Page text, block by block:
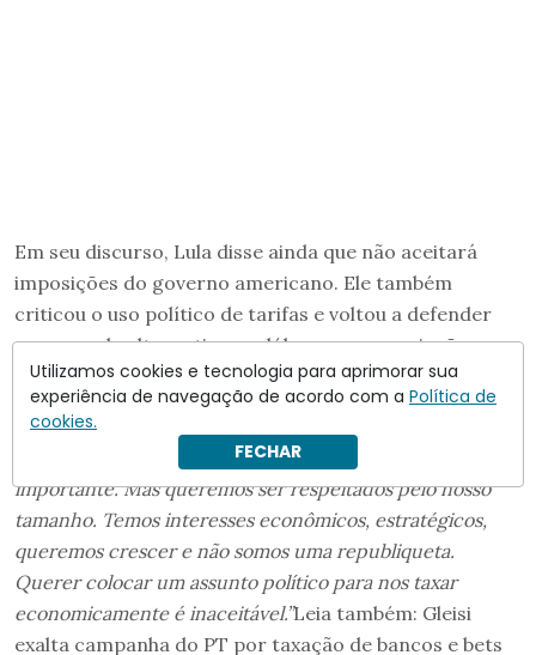
Em seu discurso, Lula disse ainda que não aceitará
imposições do governo americano. Ele também
criticou o uso político de tarifas e voltou a defender
uma moeda alternativa ao dólar para negociações
internacionais.
“Eles são um país muito grande, o mais bélico, com mais
tecnologia, a maior economia. Tudo isso é muito
importante. Mas queremos ser respeitados pelo nosso
tamanho. Temos interesses econômicos, estratégicos,
queremos crescer e não somos uma republiqueta.
Querer colocar um assunto político para nos taxar
economicamente é inaceitável.”Leia também: Gleisi
exalta campanha do PT por taxação de bancos e bets
Utilizamos cookies e tecnologia para aprimorar sua
experiência de navegação de acordo com a Política de
cookies.
FECHAR